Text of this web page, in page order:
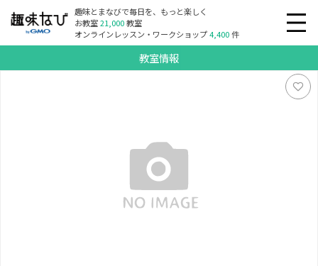
趣味とまなびで毎日を、もっと楽しく
お教室21,000教室
オンラインレッスン・ワークショップ4,400件
教室情報